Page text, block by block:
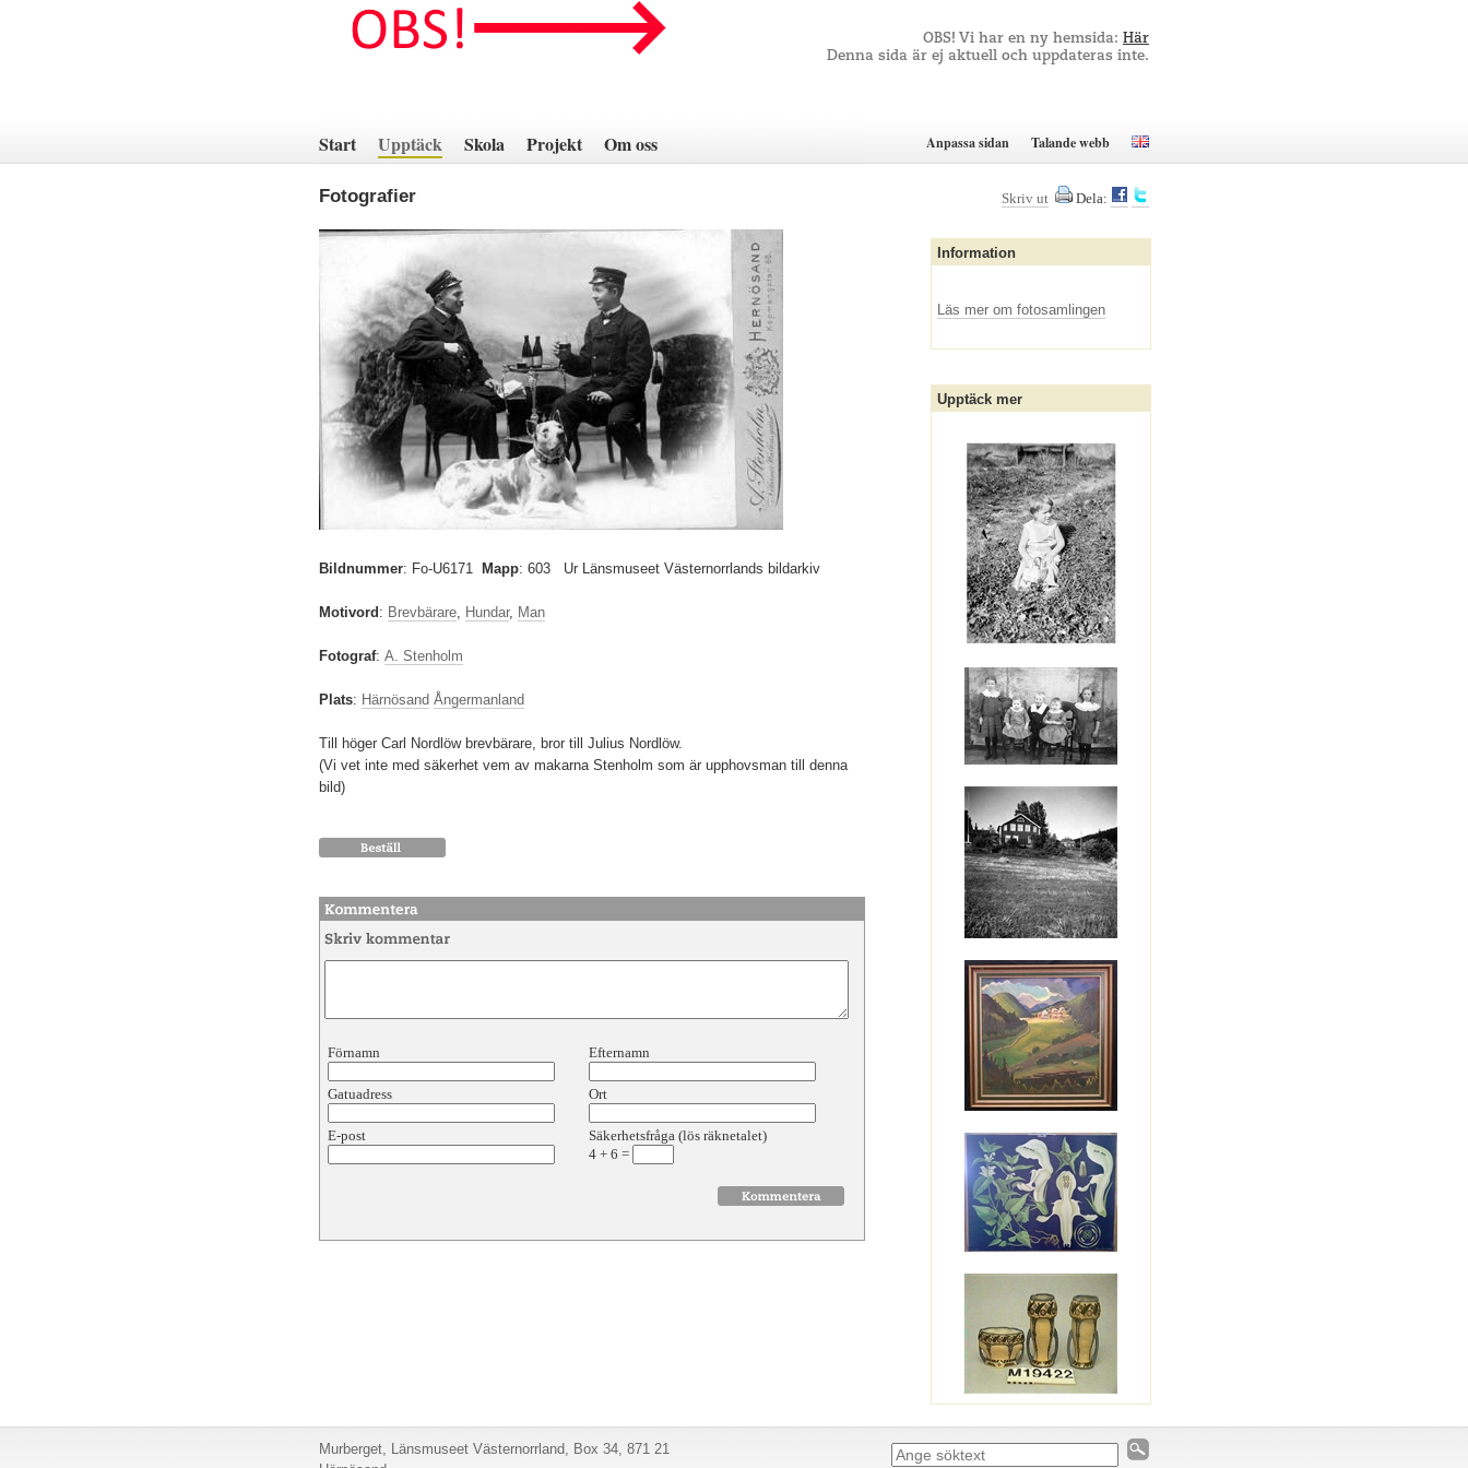
innehåll
OBS! Vi har en ny hemsida: Här
Denna sida är ej aktuell och uppdateras inte.
Start Upptäck Skola Projekt Om oss Anpassa sidan Talande webb
Fotografier
Bildnummer: Fo-U6171 Mapp: 603 Ur Länsmuseet Västernorrlands bildarkiv
Motivord : Brevbärare, Hundar, Man
Fotograf: A. Stenholm
Plats: Härnösand Ångermanland
Till höger Carl Nordlöw brevbärare, bror till Julius Nordlöw.
(Vi vet inte med säkerhet vem av makarna Stenholm som är upphovsman till denna
bild)
Förnamn Efternamn
Gatuadress Ort
E-post
Säkerhetsfråga (lös räknetalet)
4 + 6 =
Skriv ut Dela:
Information
Läs mer om fotosamlingen
Upptäck mer
Murberget, Länsmuseet Västernorrland, Box 34, 871 21